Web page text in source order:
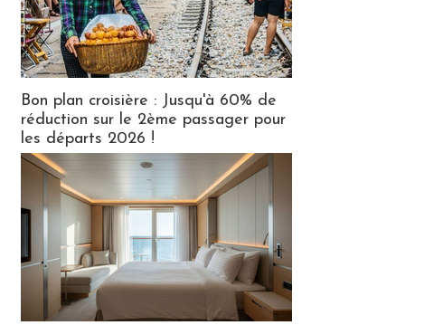
Bon plan croisière : Jusqu'à 60% de
réduction sur le 2ème passager pour
les départs 2026 !